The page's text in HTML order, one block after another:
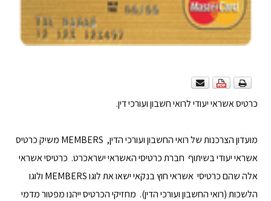
כרטיס אשראי יעודי לרואי חשבון ועורכי דין.
מועדון הצרכנות של רואי החשבון ועורכי הדין, MEMBERS משיק כרטיס
אשראי יעודי בשיתוף חברת כרטיסי האשראי ישראכרט. כרטיסי אשראי
אלה שהם כרטיסי אשראי חוץ בנקאי ישאו את לוגו MEMBERS ולוגו
הלשכות (רואי החשבון ועורכי הדין). מחזיקי הכרטיס ייהנו מפטור מדמי